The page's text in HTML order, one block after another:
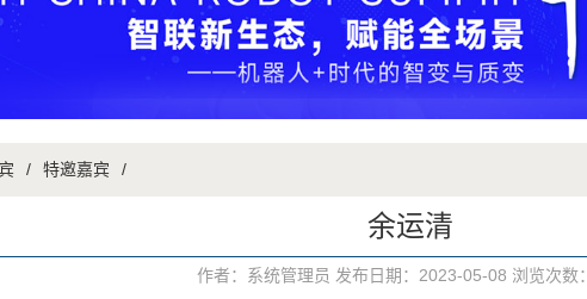
/ 特邀嘉宾 /
余运清
作者：系统管理员 发布日期：2023-05-08 浏览次数：